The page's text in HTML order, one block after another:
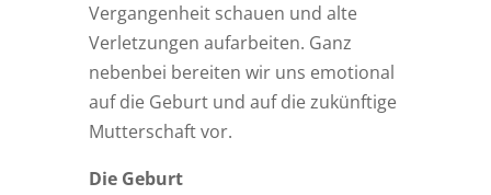
Vergangenheit schauen und alte
Verletzungen aufarbeiten. Ganz
nebenbei bereiten wir uns emotional
auf die Geburt und auf die zukünftige
Mutterschaft vor.
Die Geburt